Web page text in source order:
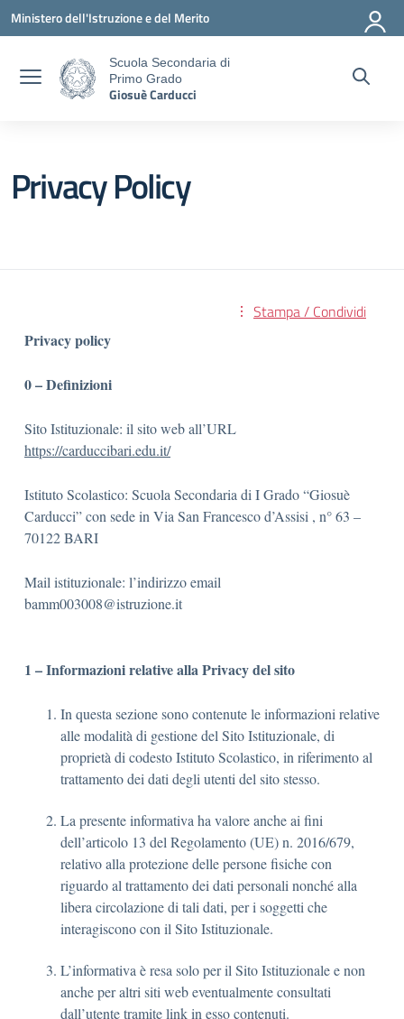
Vai ai contenuti
Vai al menu di navigazione
Vai al footer
Ministero dell'Istruzione e del Merito
Scuola Secondaria di
Primo Grado
Giosuè Carducci
Privacy Policy
Stampa / Condividi
Privacy policy
0 – Definizioni
Sito Istituzionale: il sito web all’URL
https://carduccibari.edu.it/
Istituto Scolastico: Scuola Secondaria di I Grado “Giosuè
Carducci” con sede in Via San Francesco d’Assisi , n° 63 –
70122 BARI
Mail istituzionale: l’indirizzo email
bamm003008@istruzione.it
1 – Informazioni relative alla Privacy del sito
In questa sezione sono contenute le informazioni relative
alle modalità di gestione del Sito Istituzionale, di
proprietà di codesto Istituto Scolastico, in riferimento al
trattamento dei dati degli utenti del sito stesso.
La presente informativa ha valore anche ai fini
dell’articolo 13 del Regolamento (UE) n. 2016/679,
relativo alla protezione delle persone fisiche con
riguardo al trattamento dei dati personali nonché alla
libera circolazione di tali dati, per i soggetti che
interagiscono con il Sito Istituzionale.
L’informativa è resa solo per il Sito Istituzionale e non
anche per altri siti web eventualmente consultati
dall’utente tramite link in esso contenuti.